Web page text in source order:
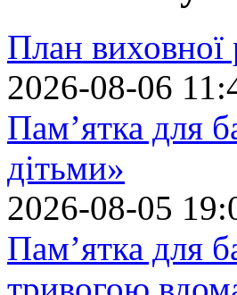
План виховної
2026-08-06
Пам’ятка для
дітьми»
2026-08-05
Пам’ятка для